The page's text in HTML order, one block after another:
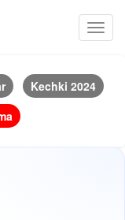
Kechki 2024